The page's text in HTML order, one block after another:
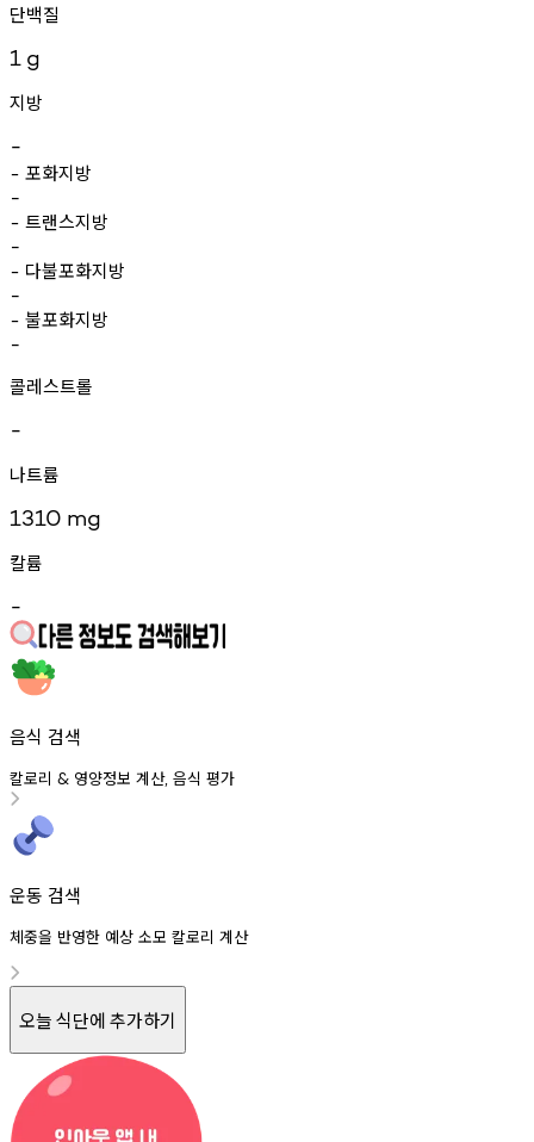
단백질
1 g
지방
-
- 포화지방
-
- 트랜스지방
-
- 다불포화지방
-
- 불포화지방
-
콜레스트롤
-
나트륨
1310 mg
칼륨
-
음식 검색
칼로리 & 영양정보 계산, 음식 평가
운동 검색
체중을 반영한 예상 소모 칼로리 계산
오늘 식단에 추가하기